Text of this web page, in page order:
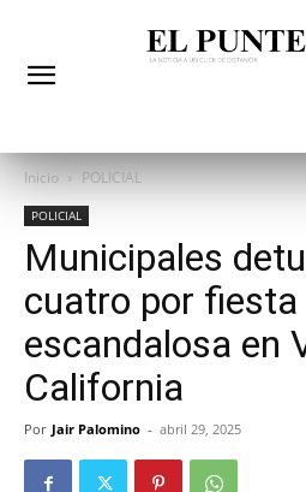
Inicio POLICIAL
POLICIAL
Municipales
cuatro por fiesta
escandalosa en
California
Por Jair Palomino - abril 29, 2025